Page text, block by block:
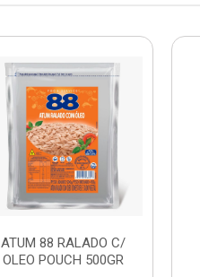
ATUM 88 RALADO C/
OLEO POUCH 500GR